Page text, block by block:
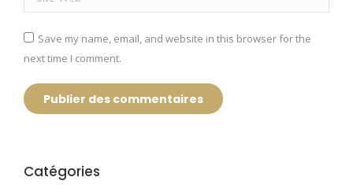
Save my name, email, and website in this browser for the
next time I comment.
Publier des commentaires
Catégories